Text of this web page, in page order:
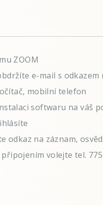
ZOOM
e-mail s
mobilní telefon
softwaru na váš
odkaz na záznam,
volejte tel.